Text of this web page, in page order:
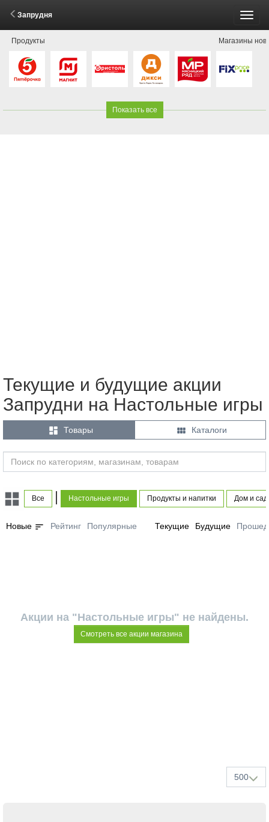
Запрудня
Продукты Магазины
Показать все
Текущие и будущие акции
Запрудни на Настольные игры
 Товары  Каталоги
Все Настольные игры Продукты и напитки Дом и сад
Новые sort Рейтинг Популярные Текущие Будущие
Акции на "Настольные игры" не найдены.
Смотреть все акции магазина
500